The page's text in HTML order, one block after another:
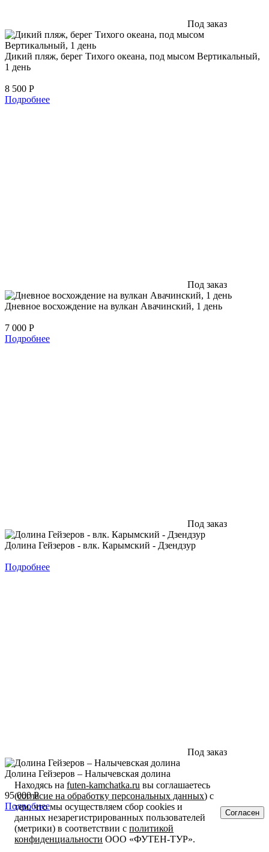
Под заказ
Дикий пляж, берег Тихого океана, под мысом Вертикальный,
1 день
8 500 Р
Подробнее
Под заказ
Дневное восхождение на вулкан Авачинский, 1 день
7 000 Р
Подробнее
Под заказ
Долина Гейзеров - влк. Карымский - Дзендзур
Подробнее
Под заказ
Долина Гейзеров – Налычевская долина
95 000Р
Подробнее
Находясь наfuten-kamchatka.ru вы соглашаетесь
(согласие на обработку персональных данных) с
тем, что мы осуществляем сбор cookies и
данных незарегистрированных пользователей
(метрики) в соответствии сполитикой
конфиденциальности ООО «ФУТЕН-ТУР».
Согласен